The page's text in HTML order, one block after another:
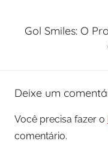
Gol Smiles: O
Deixe um
Você precisa fazer o
comentário.